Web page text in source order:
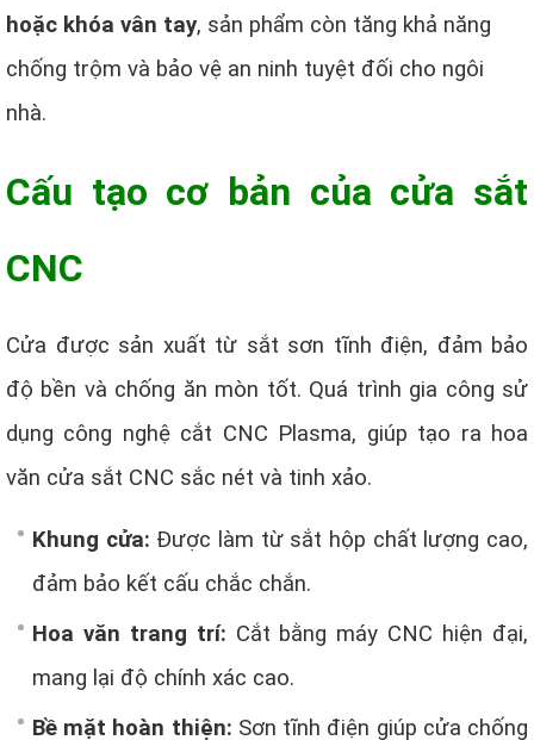
hoặc khóa vân tay, sản phẩm còn tăng khả năng
chống trộm và bảo vệ an ninh tuyệt đối cho ngôi
nhà.
Cấu tạo cơ bản của cửa sắt
CNC
Cửa được sản xuất từ sắt sơn tĩnh điện, đảm bảo
độ bền và chống ăn mòn tốt. Quá trình gia công sử
dụng công nghệ cắt CNC Plasma, giúp tạo ra hoa
văn cửa sắt CNC sắc nét và tinh xảo.
Khung cửa: Được làm từ sắt hộp chất lượng cao,
đảm bảo kết cấu chắc chắn.
Hoa văn trang trí: Cắt bằng máy CNC hiện đại,
mang lại độ chính xác cao.
Bề mặt hoàn thiện: Sơn tĩnh điện giúp cửa chống